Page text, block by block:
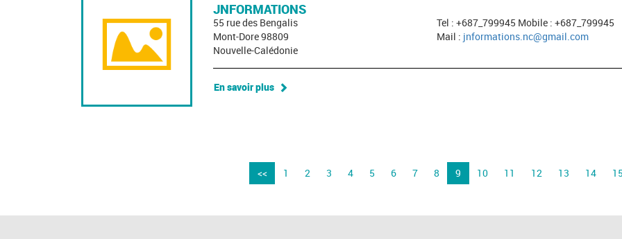
JNFORMATIONS
55 rue des Bengalis
Mont-Dore 98809
Nouvelle-Calédonie
Tel : +687_799945 Mobile : +687_799945
Mail : jnformations.nc@gmail.com
En savoir plus
<< 1 2 3 4 5 6 7 8 9 10 11 12 13 14 15